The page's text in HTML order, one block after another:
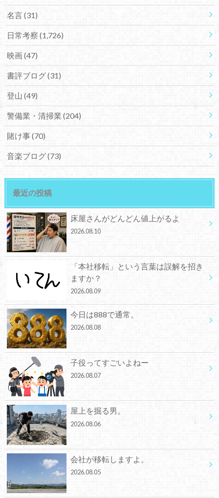
名言(31)
日常考察 (1,726)
映画(47)
書評ブログ(31)
登山 (49)
警備業・清掃業 (204)
賭け事(70)
音楽ブログ(73)
最近の投稿
床屋さんがどんどん値上がるよ
2026.08.10
「本社移転」という言葉は誤解を招き
ますか？
2026.08.09
今日は888で通常。
2026.08.08
子役ってすごいよねー
2026.08.07
屋上を掘る男。
2026.08.06
会社が移転しますよ。
2026.08.05